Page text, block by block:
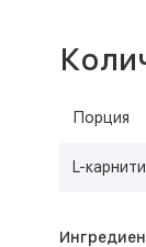
Порция
L-